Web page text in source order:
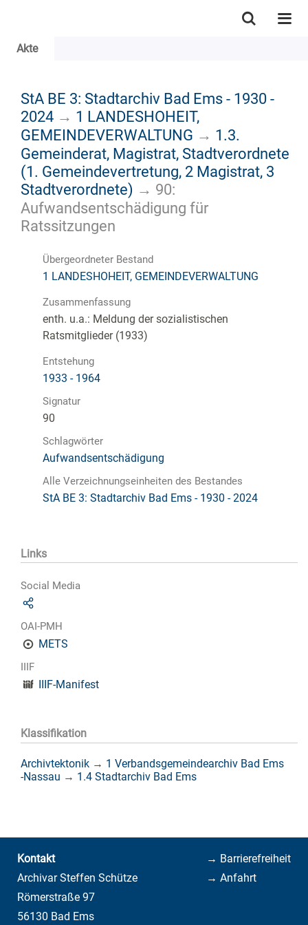
Akte
StA BE 3: Stadtarchiv Bad Ems - 1930 -
2024 → 1 LANDESHOHEIT,
GEMEINDEVERWALTUNG → 1.3.
Gemeinderat, Magistrat, Stadtverordnete
(1. Gemeindevertretung, 2 Magistrat, 3
Stadtverordnete) → 90:
Aufwandsentschädigung für
Ratssitzungen
Übergeordneter Bestand
1 LANDESHOHEIT, GEMEINDEVERWALTUNG
Zusammenfassung
enth. u.a.: Meldung der sozialistischen
Ratsmitglieder (1933)
Entstehung
1933 - 1964
Signatur
90
Schlagwörter
Aufwandsentschädigung
Alle Verzeichnungseinheiten des Bestandes
StA BE 3: Stadtarchiv Bad Ems - 1930 - 2024
Links
Social Media
OAI-PMH
METS
IIIF
IIIF-Manifest
Klassifikation
Archivtektonik → 1 Verbandsgemeindearchiv Bad Ems
-Nassau → 1.4 Stadtarchiv Bad Ems
→ Barrierefreiheit
→ Anfahrt
Kontakt
Archivar Steffen Schütze
Römerstraße 97
56130 Bad Ems